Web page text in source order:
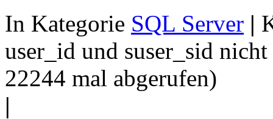
In Kategorie SQL Server |
user_id und suser_sid
22244 mal abgerufen)
|